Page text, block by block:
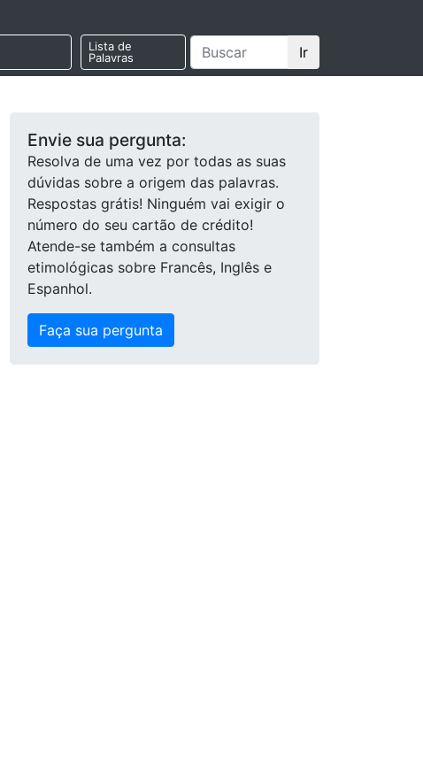
Lista de
Palavras
Ir
Envie sua pergunta:
Resolva de uma vez por todas as suas
dúvidas sobre a origem das palavras.
Respostas grátis! Ninguém vai exigir o
número do seu cartão de crédito!
Atende-se também a consultas
etimológicas sobre Francês, Inglês e
Espanhol.
Faça sua pergunta